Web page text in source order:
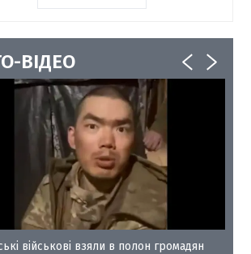
ВІДЕО
військові взяли в полон громадян